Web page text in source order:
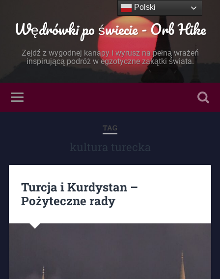
Wędrówki po świecie - Orb Hike
Zejdź z wygodnej kanapy i wyrusz na pełną wrażeń
inspirującą podróż w egzotyczne zakątki świata.
TAG
kultura turecka
Turcja i Kurdystan –
Pożyteczne rady
Polski